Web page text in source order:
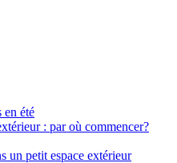
en été
: par où commencer?
un petit espace extérieur